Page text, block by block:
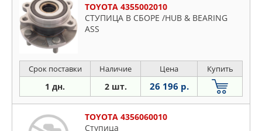
TOYOTA 4355002010
СТУПИЦА В СБОРЕ /HUB & BEARING
ASS
Срок поставки Наличие Цена Купить
1 дн. 2 шт. 26 196 р.
TOYOTA 4356060010
Ступица